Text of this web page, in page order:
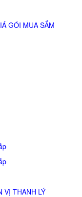
GÓI MUA SẮM
VỊ THANH LÝ